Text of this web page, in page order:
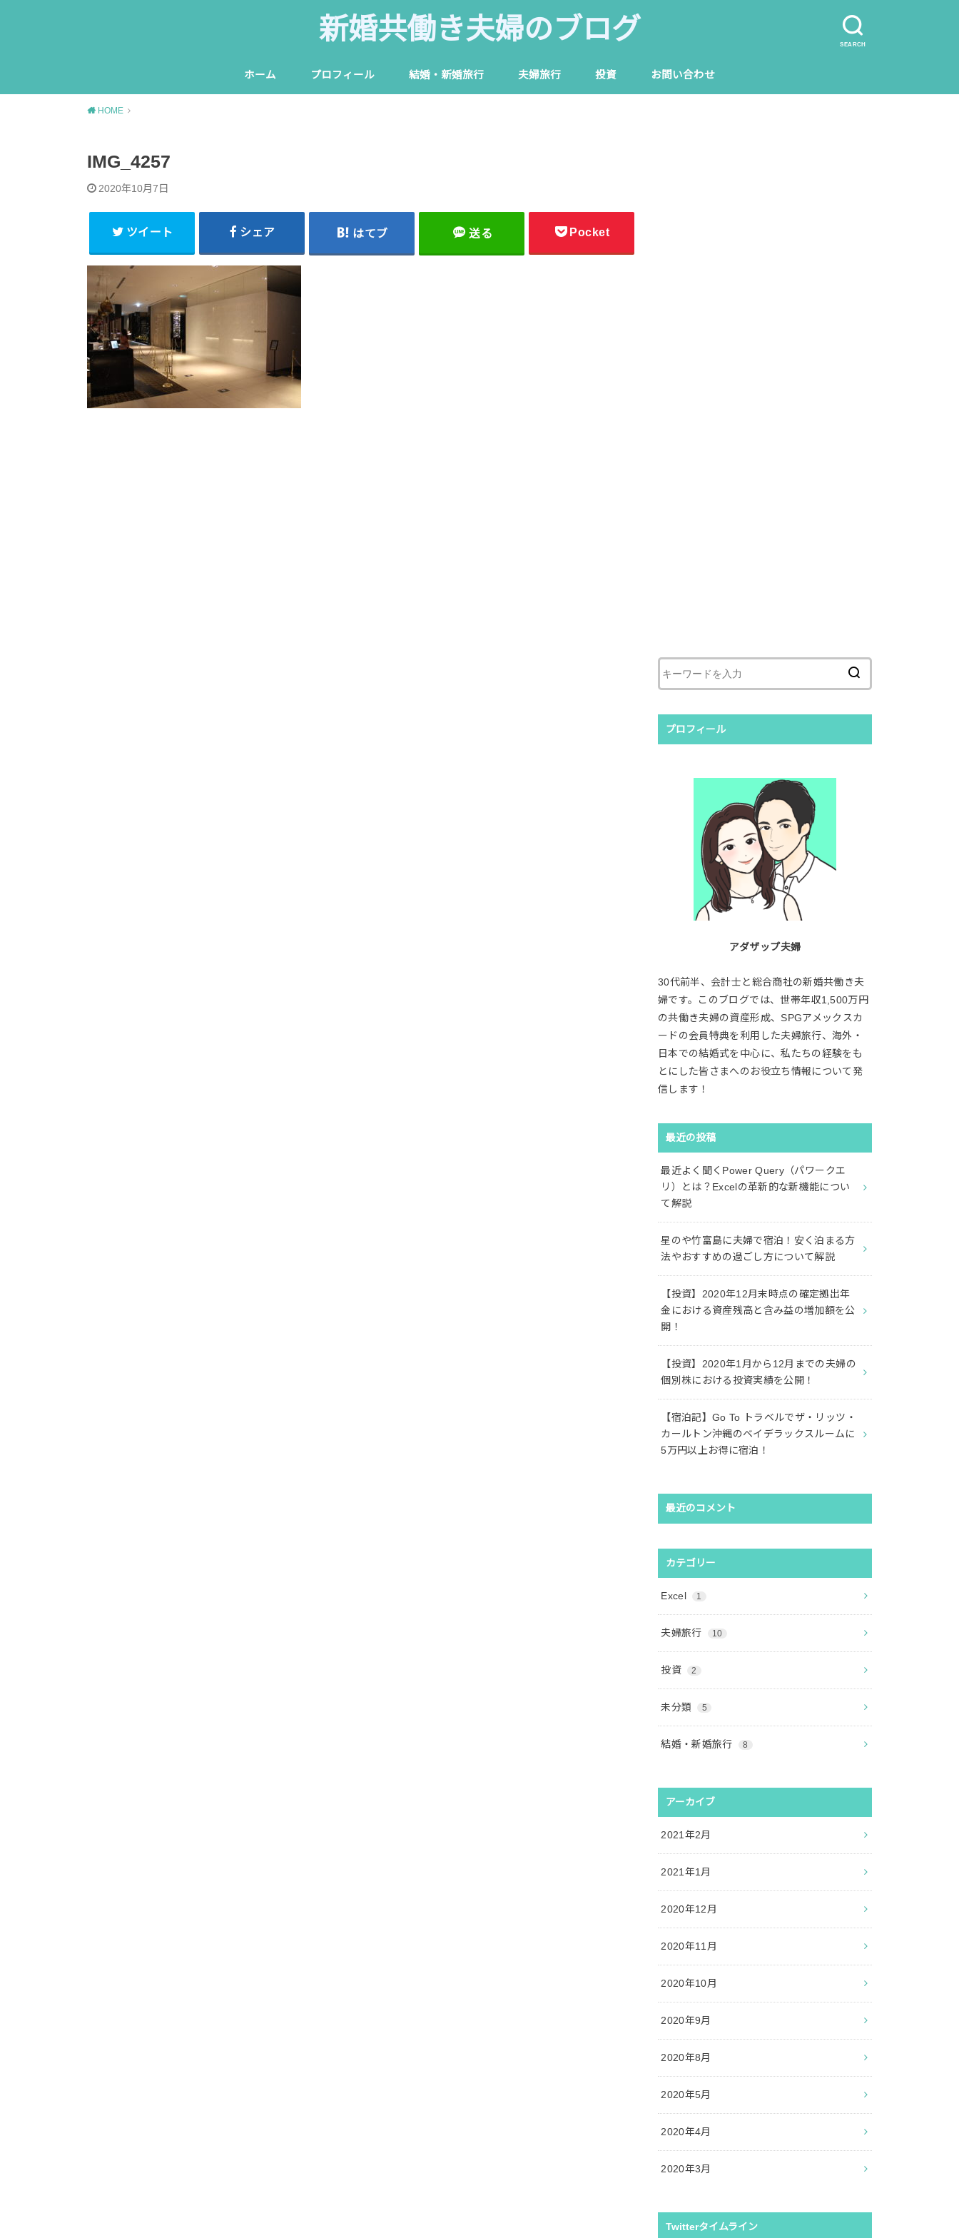
SEARCH
新婚共働き夫婦のブログ
ホーム プロフィール 結婚・新婚旅行 夫婦旅行 投資 お問い合わせ
HOME
IMG_4257
2020年10月7日
ツイート シェア はてブ 送る Pocket
プロフィール
アダザップ夫婦
30代前半、会計士と総合商社の新婚共働き夫
婦です。このブログでは、世帯年収1,500万円
の共働き夫婦の資産形成、SPGアメックスカ
ードの会員特典を利用した夫婦旅行、海外・
日本での結婚式を中心に、私たちの経験をも
とにした皆さまへのお役立ち情報について発
信します！
最近の投稿
最近よく聞くPower Query（パワークエ
リ）とは？Excelの革新的な新機能につい
て解説
星のや竹富島に夫婦で宿泊！安く泊まる方
法やおすすめの過ごし方について解説
【投資】2020年12月末時点の確定拠出年
金における資産残高と含み益の増加額を公
開！
【投資】2020年1月から12月までの夫婦の
個別株における投資実績を公開！
【宿泊記】Go To トラベルでザ・リッツ・
カールトン沖縄のベイデラックスルームに
5万円以上お得に宿泊！
最近のコメント
カテゴリー
Excel 1
夫婦旅行 10
投資 2
未分類 5
結婚・新婚旅行 8
アーカイブ
2021年2月
2021年1月
2020年12月
2020年11月
2020年10月
2020年9月
2020年8月
2020年5月
2020年4月
2020年3月
Twitterタイムライン